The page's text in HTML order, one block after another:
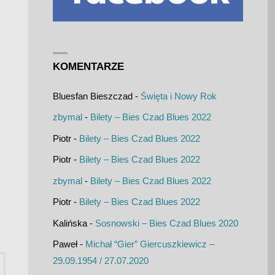
KOMENTARZE
Bluesfan Bieszczad- Święta i Nowy Rok
zbymal- Bilety – Bies Czad Blues 2022
Piotr- Bilety – Bies Czad Blues 2022
Piotr- Bilety – Bies Czad Blues 2022
zbymal- Bilety – Bies Czad Blues 2022
Piotr- Bilety – Bies Czad Blues 2022
Kalińska- Sosnowski – Bies Czad Blues 2020
Paweł- Michał “Gier” Giercuszkiewicz –
29.09.1954 / 27.07.2020